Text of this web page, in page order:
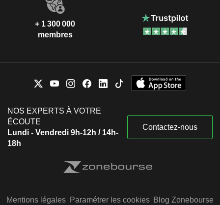
+ 1 300 000
membres
NOS EXPERTS À VOTRE
ÉCOUTE
Lundi - Vendredi 9h-12h / 14h-
18h
Contactez-nous
Mentions légales Paramétrer les cookies Blog Zonebourse